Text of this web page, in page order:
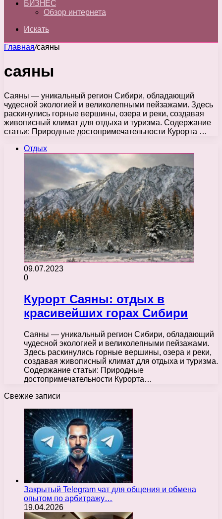
БИЗНЕС
Обзор интернета
Искать
Главная/саяны
саяны
Саяны — уникальный регион Сибири, обладающий
чудесной экологией и великолепными пейзажами. Здесь
раскинулись горные вершины, озера и реки, создавая
живописный климат для отдыха и туризма. Содержание
статьи: Природные достопримечательности Курорта …
Отдых
09.07.2023
0
Курорт Саяны: отдых в
красивейших горах Сибири
Саяны — уникальный регион Сибири, обладающий
чудесной экологией и великолепными пейзажами.
Здесь раскинулись горные вершины, озера и реки,
создавая живописный климат для отдыха и туризма.
Содержание статьи: Природные
достопримечательности Курорта…
Свежие записи
Закрытый Telegram чат для общения и обмена
опытом по арбитражу…
19.04.2026